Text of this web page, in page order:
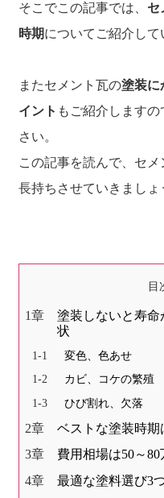
そこでこの記事では、 セ
時期についてご紹介して
またセメント瓦の塗装に
イント もご紹介します
さい。
この記事を読んで、セ
長持ちさせていきましょ
目
塗装しないと寿
状
変色、色あせ
カビ、コケの繁殖
ひび割れ、欠落
ベストな塗装時期
費用相場は50～80
最適な塗料選び3